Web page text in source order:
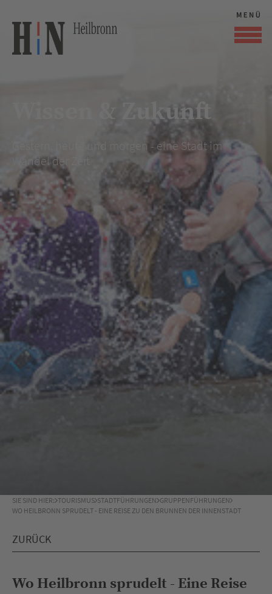
Wissen & Zukunft
Gestern, heute und morgen - eine Stadt im
Wandel der Zeit
SIE SIND HIER: TOURISMUS STADTFÜHRUNGEN GRUPPENFÜHRUNGEN
WO HEILBRONN SPRUDELT - EINE REISE ZU DEN BRUNNEN DER INNENSTADT
ZURÜCK
Wo Heilbronn sprudelt - Eine Reise